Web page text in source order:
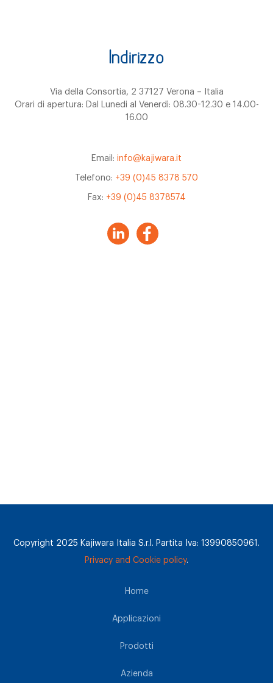
Indirizzo
Via della Consortia, 2 37127 Verona – Italia
Orari di apertura: Dal Lunedi al Venerdì: 08.30-12.30 e 14.00-
16.00
Email: info@kajiwara.it
Telefono: +39 (0)45 8378 570
Fax: +39 (0)45 8378574
Copyright 2025 Kajiwara Italia S.r.l. Partita Iva: 13990850961.
Privacy and Cookie policy.
Home
Applicazioni
Prodotti
Azienda